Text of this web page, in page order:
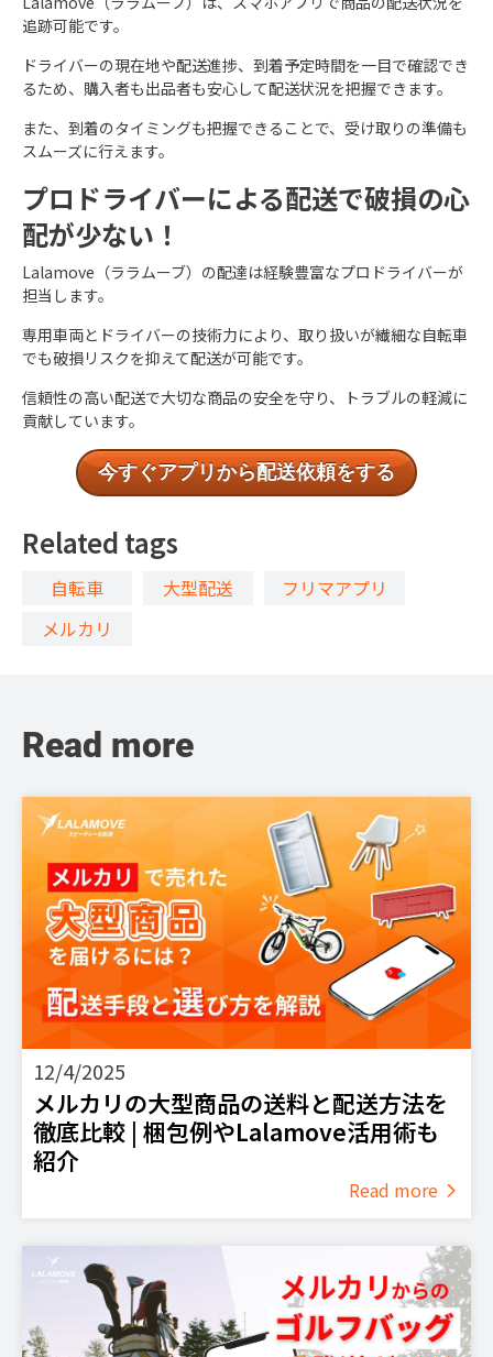
追跡可能です。
ドライバーの現在地や配送進捗、到着予定時間を一目で確認でき
るため、購入者も出品者も安心して配送状況を把握できます。
また、到着のタイミングも把握できることで、受け取りの準備も
スムーズに行えます。
プロドライバーによる配送で破損の心
配が少ない！
Lalamove（ララムーブ）の配達は経験豊富なプロドライバーが
担当します。
専用車両とドライバーの技術力により、取り扱いが繊細な自転車
でも破損リスクを抑えて配送が可能です。
信頼性の高い配送で大切な商品の安全を守り、トラブルの軽減に
貢献しています。
今すぐアプリから配送依頼をする
Related tags
自転車 大型配送
フリマアプリ
メルカリ
Read more
12/4/2025
メルカリの大型商品の送料と配送方法を
徹底比較 | 梱包例やLalamove活用術も
紹介
Read more